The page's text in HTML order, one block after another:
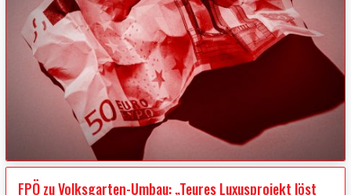
FPÖ zu Volksgarten-Umbau: „Teures Luxusprojekt löst